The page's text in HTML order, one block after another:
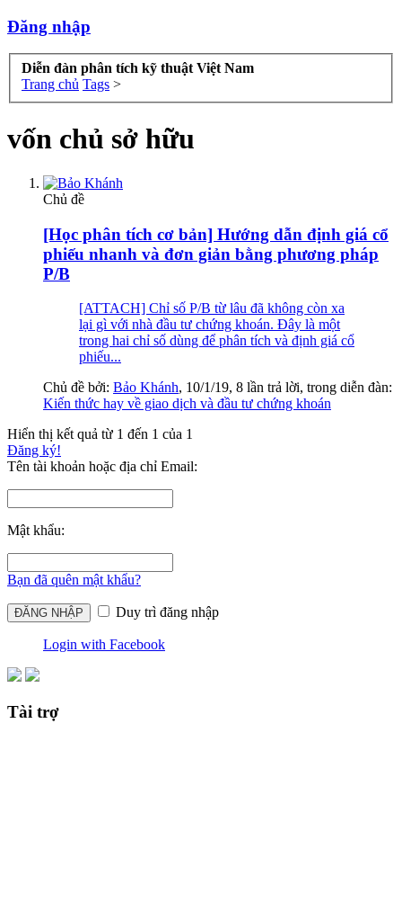
Đăng nhập
Diễn đàn phân tích kỹ thuật Việt Nam
Trang chủ Tags >
vốn chủ sở hữu
Chủ đề
[Học phân tích cơ bản] Hướng dẫn định giá cổ
phiếu nhanh và đơn giản bằng phương pháp
P/B
[ATTACH] Chỉ số P/B từ lâu đã không còn xa
lại gì với nhà đầu tư chứng khoán. Đây là một
trong hai chỉ số dùng để phân tích và định giá cổ
phiếu...
Chủ đề bởi: Bảo Khánh, 10/1/19, 8 lần trả lời, trong diễn đàn:
Kiến thức hay về giao dịch và đầu tư chứng khoán
Hiển thị kết quả từ 1 đến 1 của 1
Đăng ký!
Tên tài khoản hoặc địa chỉ Email:
Mật khẩu:
Bạn đã quên mật khẩu?
Duy trì đăng nhập
Login with Facebook
Tài trợ